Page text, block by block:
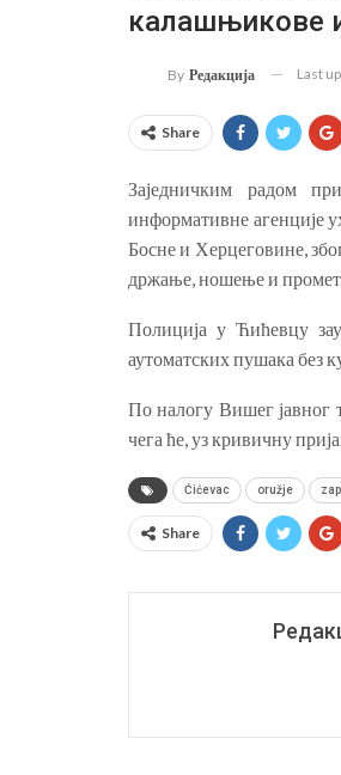
калашњикове
By Редакција Last
Share
Заједничким радом
информативне агенције
Босне и Херцеговине,
држање, ношење и промет
Полиција у Ћићевцу
аутоматских пушака без
По налогу Вишег јавног
чега ће, уз кривичну
Ćićevac oružje
Share